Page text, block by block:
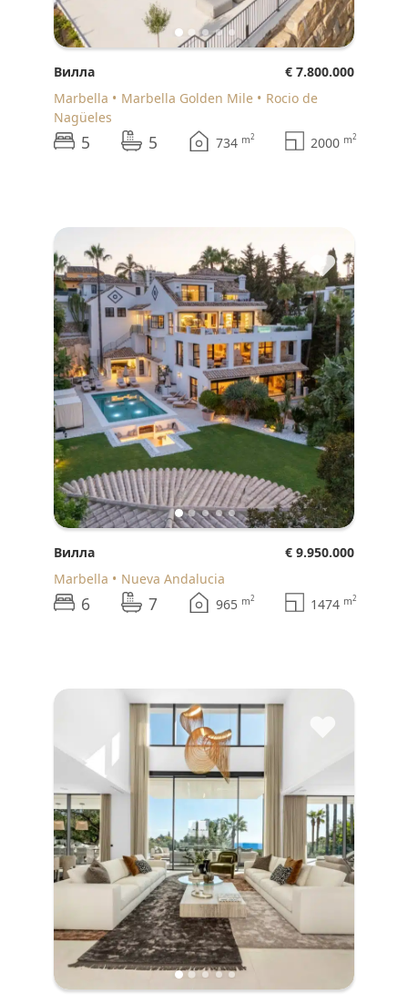
Вилла
€ 7.800.000
Marbella
Marbella Golden Mile
Rocio de
Nagüeles
5 5 734 m2 2000 m2
♥
Вилла
€ 9.950.000
Marbella
Nueva Andalucia
6 7 965 m2 1474 m2
♥